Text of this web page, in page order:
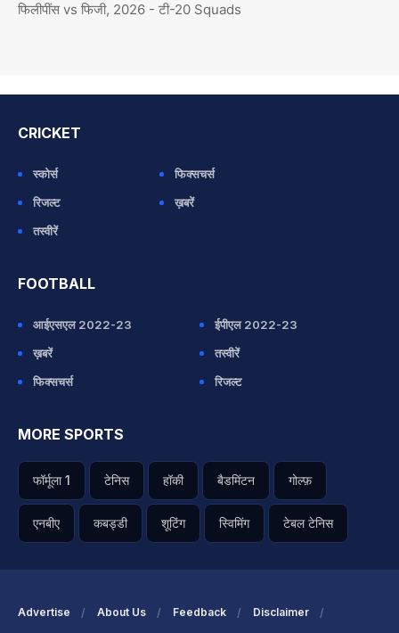
फिलीपींस vs फिजी, 2026 - टी-20 Squads
CRICKET
स्कोर्स
फिक्सचर्स
रिजल्ट
ख़बरें
तस्वीरें
FOOTBALL
आईएसएल 2022-23
ईपीएल 2022-23
ख़बरें
तस्वीरें
फिक्सचर्स
रिजल्ट
MORE SPORTS
फॉर्मूला 1 टेनिस हॉकी बैडमिंटन गोल्फ़
एनबीए कबड्डी शूटिंग स्विमिंग टेबल टेनिस
Advertise About Us Feedback Disclaimer